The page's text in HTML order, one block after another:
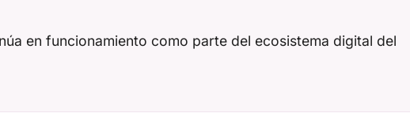
en funcionamiento como parte del ecosistema digital del